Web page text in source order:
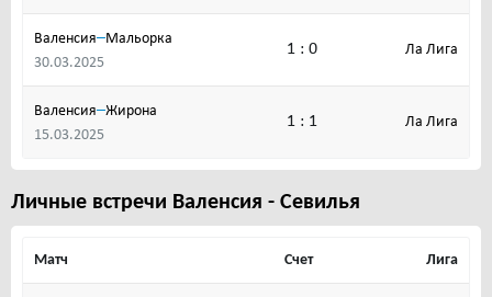
Валенсия–Мальорка
30.03.2025
1 : 0 Ла Лига
Валенсия–Жирона
15.03.2025
1 : 1 Ла Лига
Личные встречи Валенсия - Cевилья
Матч Счет Лига